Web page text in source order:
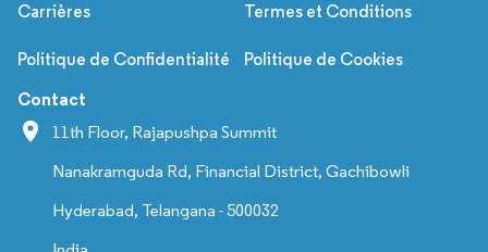
Carrières Termes et Conditions
Politique de Confidentialité Politique de Cookies
Contact
11th Floor, Rajapushpa Summit
Nanakramguda Rd, Financial District, Gachibowli
Hyderabad, Telangana - 500032